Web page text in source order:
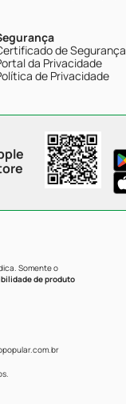
de Segurança
da Privacidade
de Privacidade
Somente o
de produto